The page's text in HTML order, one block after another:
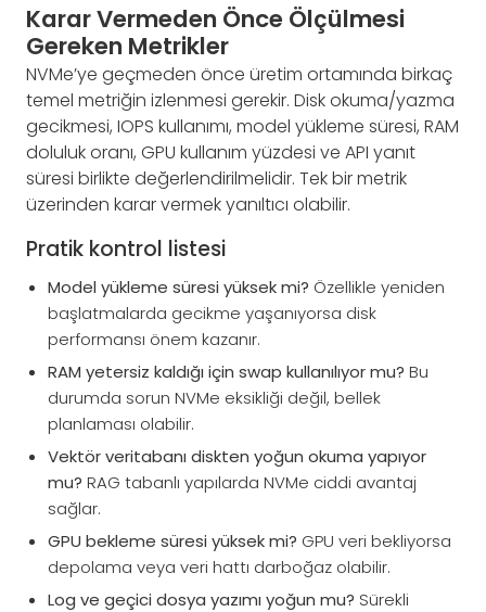
Karar Vermeden Önce Ölçülmesi
Gereken Metrikler
NVMe’ye geçmeden önce üretim ortamında birkaç
temel metriğin izlenmesi gerekir. Disk okuma/yazma
gecikmesi, IOPS kullanımı, model yükleme süresi, RAM
doluluk oranı, GPU kullanım yüzdesi ve API yanıt
süresi birlikte değerlendirilmelidir. Tek bir metrik
üzerinden karar vermek yanıltıcı olabilir.
Pratik kontrol listesi
Model yükleme süresi yüksek mi? Özellikle yeniden
başlatmalarda gecikme yaşanıyorsa disk
performansı önem kazanır.
RAM yetersiz kaldığı için swap kullanılıyor mu? Bu
durumda sorun NVMe eksikliği değil, bellek
planlaması olabilir.
Vektör veritabanı diskten yoğun okuma yapıyor
mu? RAG tabanlı yapılarda NVMe ciddi avantaj
sağlar.
GPU bekleme süresi yüksek mi? GPU veri bekliyorsa
depolama veya veri hattı darboğaz olabilir.
Log ve geçici dosya yazımı yoğun mu? Sürekli